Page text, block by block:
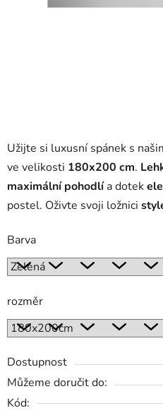
Užijte si luxusní spánek s
ve velikosti 180x200 cm.
maximální pohodlía dotek
postel. Oživte svoji ložnici
Barva
rozměr
Dostupnost
Můžeme doručit do:
Kód: